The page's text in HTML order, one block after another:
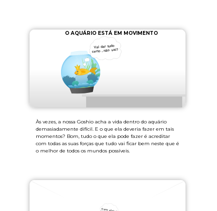
Às vezes, a nossa Goshio acha a vida dentro do aquário
demasiadamente difícil. E o que ela deveria fazer em tais
momentos? Bom, tudo o que ela pode fazer é acreditar
com todas as suas forças que tudo vai ficar bem neste que é
o melhor de todos os mundos possíveis.
O AQUÁRIO ESTÁ EM MOVIMENTO